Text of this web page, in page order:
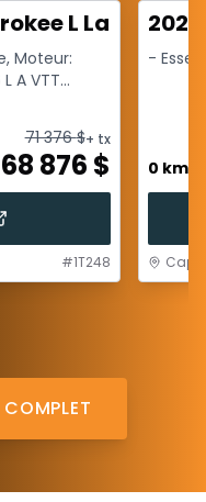
L Laredo X
Moteur:
A VTT
71 376$+ tx
68 876 $
#1T248
-
0 km